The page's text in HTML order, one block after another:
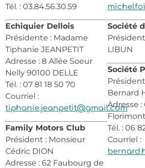
Tél. : 03.84.56.30.59
Echiquier Dellois
Présidente : Madame
Tiphanie JEANPETIT
Adresse : 8 Allée Soeur
Nelly 90100 DELLE
Tél. : 07 81 18 50 70
Courriel :
tiphanie.jeanpetit@gmail.com
Family Motors Club
Président : Monsieur
Cédric DION
Adresse : 62 Faubourg de
Société
LIBUN
Société
Bernard
Adresse
Tél. : 06
Courriel :